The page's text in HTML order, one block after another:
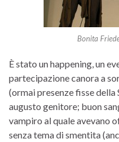
Bonita
È stato un happening, un
partecipazione canora a
(ormai presenze fisse
augusto genitore; buon
vampiro al quale avevano
senza tema di smentita